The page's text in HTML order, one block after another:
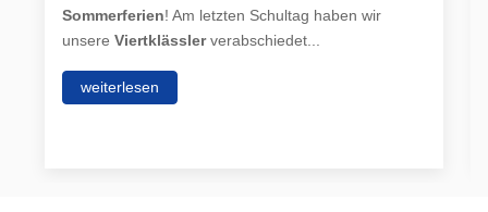
Sommerferien! Am letzten Schultag haben wir
unsereViertklässlerverabschiedet...
weiterlesen